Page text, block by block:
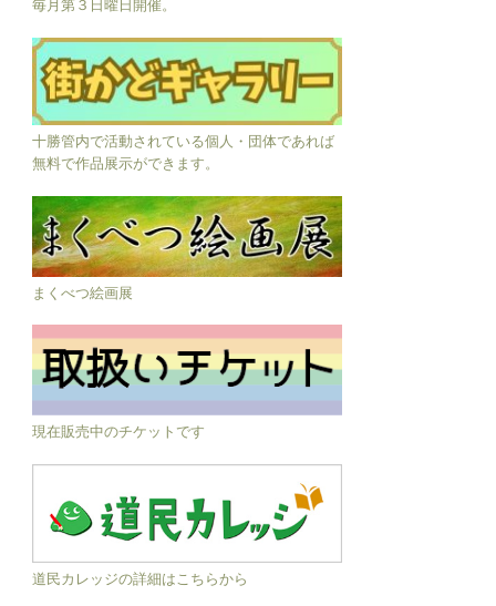
十勝管内で活動されている個人・団体であれば
無料で作品展示ができます。
まくべつ絵画展
現在販売中のチケットです
道民カレッジの詳細はこちらから